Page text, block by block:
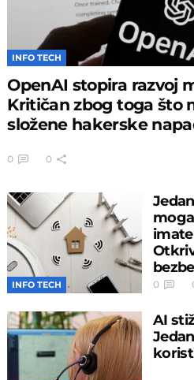
INFO TECH
OpenAI stopira razvoj
Kritičan zbog toga što
složene hakerske
0 0
INFO TECH 0
AI